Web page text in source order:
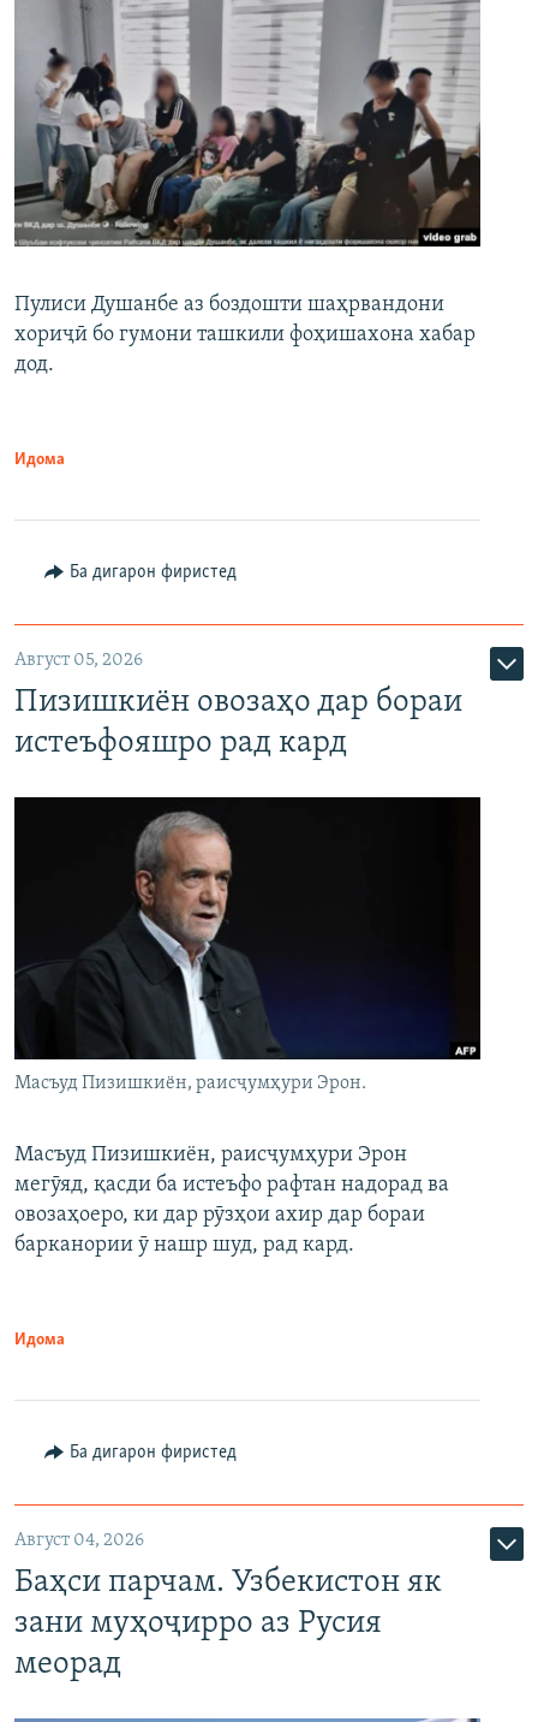
Пулиси Душанбе аз боздошти шаҳрвандони
хориҷӣ бо гумони ташкили фоҳишахона хабар
дод.
Идома
Ба дигарон фиристед
Август 05, 2026
Пизишкиён овозаҳо дар бораи
истеъфояшро рад кард
Масъуд Пизишкиён, раисҷумҳури Эрон.
Масъуд Пизишкиён, раисҷумҳури Эрон
мегӯяд, қасди ба истеъфо рафтан надорад ва
овозаҳоеро, ки дар рӯзҳои ахир дар бораи
барканории ӯ нашр шуд, рад кард.
Идома
Ба дигарон фиристед
Август 04, 2026
Баҳси парчам. Узбекистон як
зани муҳоҷирро аз Русия
меорад